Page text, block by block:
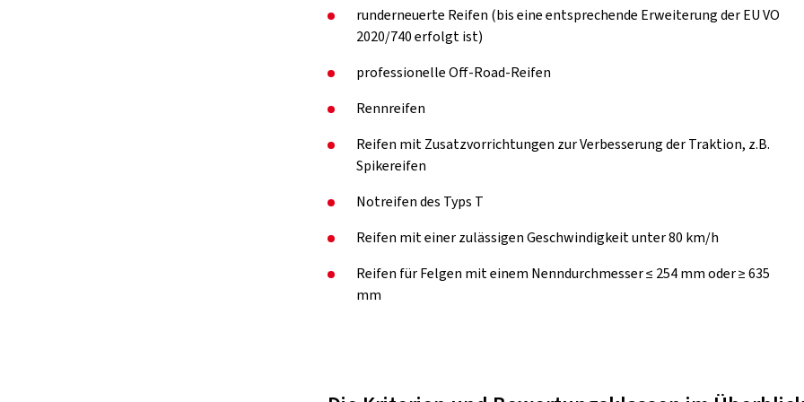
runderneuerte Reifen (bis eine entsprechende Erweiterung der EU VO
2020/740 erfolgt ist)
professionelle Off-Road-Reifen
Rennreifen
Reifen mit Zusatzvorrichtungen zur Verbesserung der Traktion, z.B.
Spikereifen
Notreifen des Typs T
Reifen mit einer zulässigen Geschwindigkeit unter 80 km/h
Reifen für Felgen mit einem Nenndurchmesser ≤ 254 mm oder ≥ 635
mm